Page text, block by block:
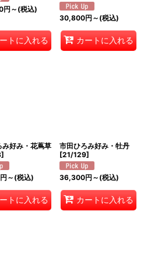
円 ～ (税込)
トに入れる
30,800円 ～ (税込)
カートに入れる
み好み・花蔦草
]
円 ～ (税込)
トに入れる
市田ひろみ好み・牡丹
[21/129]
36,300円 ～ (税込)
カートに入れる